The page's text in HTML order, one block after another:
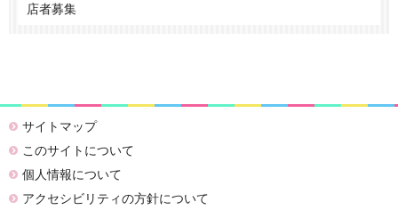
店者募集
サイトマップ
このサイトについて
個人情報について
アクセシビリティの方針について